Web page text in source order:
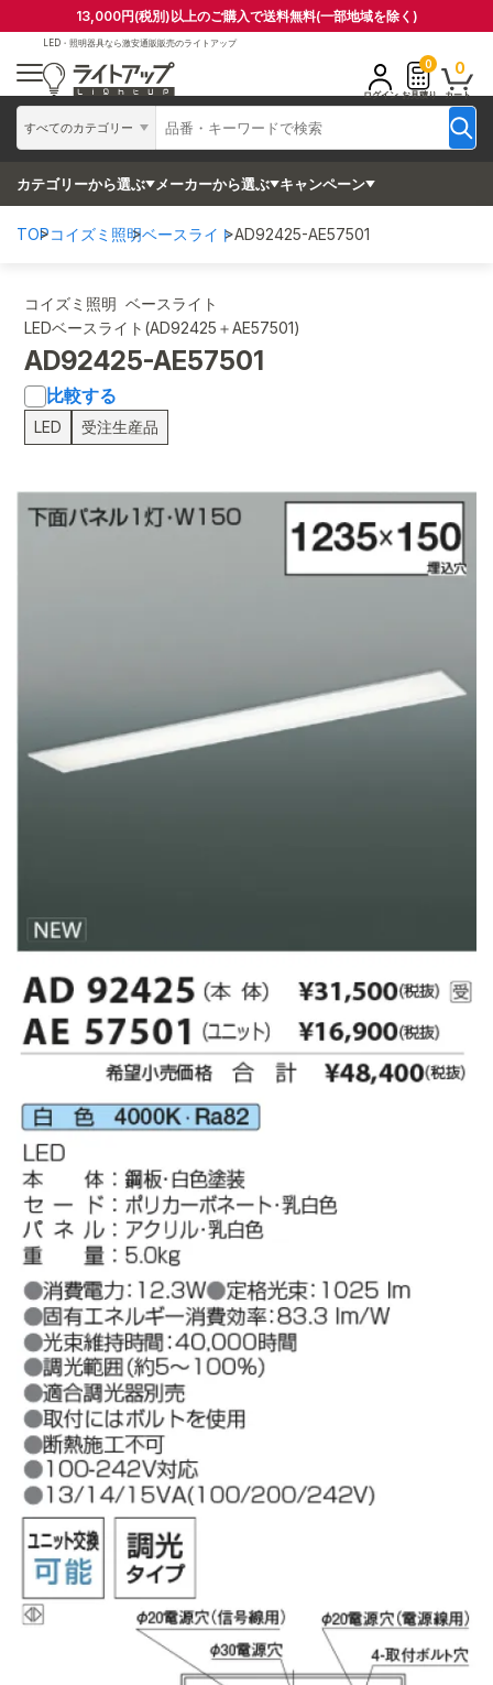
13,000円(税別)以上のご購入で送料無料(一部地域を除く)
LED・照明器具なら激安通販販売のライトアップ
すべてのカテゴリー
ログイン
0
お見積り
0
カート
カテゴリーから選ぶ メーカーから選ぶ キャンペーン
TOPコイズミ照明ベースライトAD92425-AE57501
コイズミ照明 ベースライト
LEDベースライト(AD92425＋AE57501)
AD92425-AE57501
比較する
LED 受注生産品